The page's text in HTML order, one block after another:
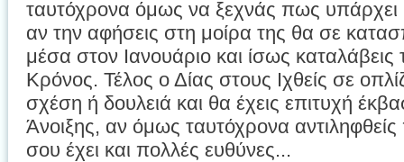
ταυτόχρονα όμως να ξεχνάς πως υπάρχει
αν την αφήσεις στη μοίρα της θα σε
μέσα στον Ιανουάριο και ίσως καταλάβεις
Κρόνος. Τέλος ο Δίας στους Ιχθείς σε
σχέση ή δουλειά και θα έχεις επιτυχή
Άνοιξης, αν όμως ταυτόχρονα
σου έχει και πολλές ευθύνες...